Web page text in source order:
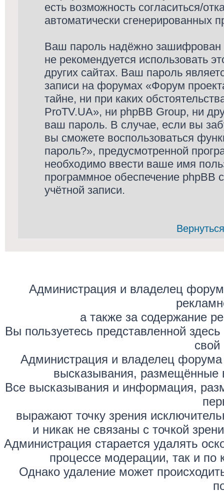
есть возможность согласиться/
автоматически сгенерированных
Ваш пароль надёжно зашифрован
не рекомендуется использовать
других сайтах. Ваш пароль
записи на форумах «Форум
тайне, ни при каких
ProTV.UA», ни phpBB Group, ни
ваш пароль. В случае, если вы
вы сможете воспользоваться
пароль?», предусмотренной
необходимо ввести ваше имя
программное обеспечение phpBB
учётной записи.
Администрация и владелец
а также за содержание
Вы пользуетесь представленной
свой
Администрация и владелец форума
высказывания, размещённые
Все высказывания и информация,
выражают точку зрения
и никак не связаны с точкой
Администрация старается удалять
процессе модерации, так и по
Однако удаление может